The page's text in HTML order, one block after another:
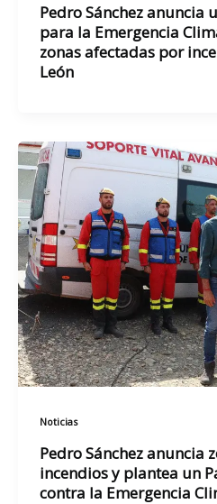
Pedro Sánchez anuncia
para la Emergencia
zonas afectadas por
León
Noticias
Pedro Sánchez anuncia
incendios y plantea un
contra la Emergencia